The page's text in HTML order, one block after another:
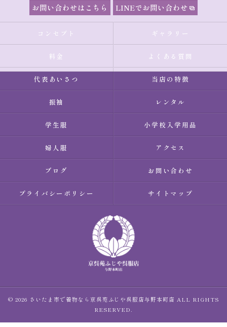
お問い合わせはこちら LINEでお問い合わせ
コンセプト ギャラリー
料金 よくある質問
代表あいさつ 当店の特徴
振袖 レンタル
学生服 小学校入学用品
婦人服 アクセス
ブログ お問い合わせ
プライバシーポリシー サイトマップ
© 2026 さいたま市で着物なら京呉苑ふじや呉服店与野本町店 ALL RIGHTS
RESERVED.